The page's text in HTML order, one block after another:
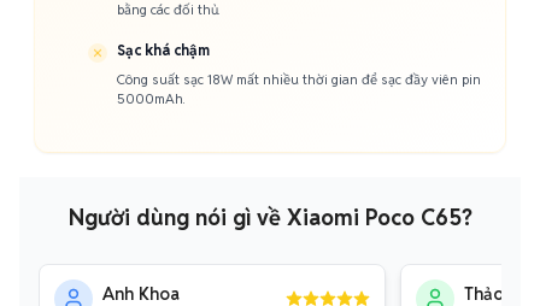
bằng các đối thủ.
Sạc khá chậm
Công suất sạc 18W mất nhiều thời gian để sạc đầy viên pin
5000mAh.
Người dùng nói gì về Xiaomi Poco C65?
Anh Khoa Thảo My